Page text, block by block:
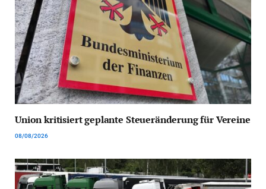
Union kritisiert geplante Steueränderung für Vereine
08/08/2026